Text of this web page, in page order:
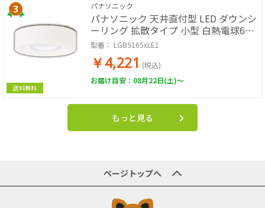
送料無料
パナソニック
パナソニック 天井直付型 LED ダウンシ
ーリング 拡散タイプ 小型 白熱電球60
形1灯器具相当
型番： LGB5165xLE1
￥4,221 (税込)
お届け目安：08月22日(土)～
もっと見る
ページトップへ